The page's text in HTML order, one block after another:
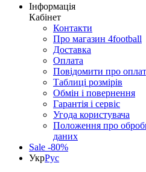
Інформація
Кабінет
Контакти
Про магазин 4football
Доставка
Оплата
Повідомити про
Таблиці розмірів
Обмін і повернення
Гарантія і сервіс
Угода користувача
Положення про
даних
Sale -80%
УкрРус